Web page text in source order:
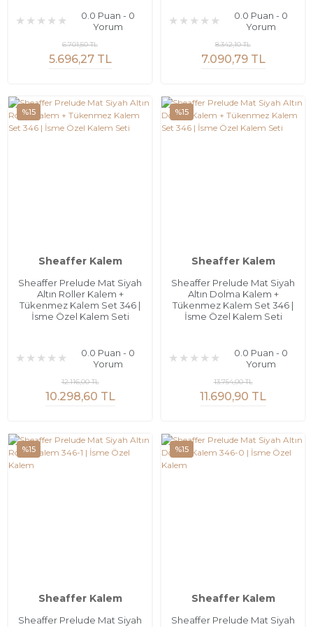
0.0 Puan - 0
Yorum
5.696,27 TL
6.701,50 TL
0.0 Puan - 0
Yorum
7.090,79 TL
8.342,10 TL
%15
Sheaffer Kalem
Sheaffer Prelude Mat Siyah
Altın Roller Kalem +
Tükenmez Kalem Set 346 |
İsme Özel Kalem Seti
0.0 Puan - 0
Yorum
10.298,60 TL
12.116,00 TL
%15
Sheaffer Kalem
Sheaffer Prelude Mat Siyah
Altın Dolma Kalem +
Tükenmez Kalem Set 346 |
İsme Özel Kalem Seti
0.0 Puan - 0
Yorum
11.690,90 TL
13.754,00 TL
%15
Sheaffer Kalem
Sheaffer Prelude Mat Siyah
%15
Sheaffer Kalem
Sheaffer Prelude Mat Siyah